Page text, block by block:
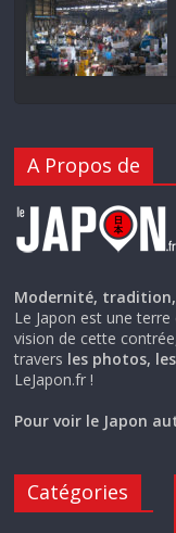
A Propos de
Modernité,
Le Japon est une
vision de cette
travers les photos,
LeJapon.fr !
Pour voir le Japon
Catégories